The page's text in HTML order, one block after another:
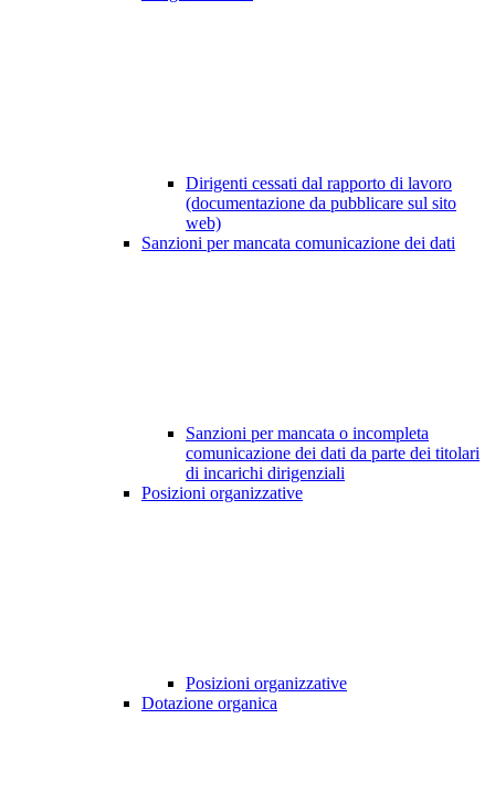
Dirigenti cessati dal rapporto di lavoro
(documentazione da pubblicare sul sito
web)
Sanzioni per mancata comunicazione dei dati
Sanzioni per mancata o incompleta
comunicazione dei dati da parte dei titolari
di incarichi dirigenziali
Posizioni organizzative
Posizioni organizzative
Dotazione organica